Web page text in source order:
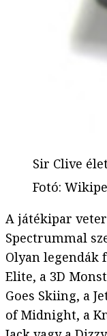
Sir Clive
Fotó:
A játékipar
Spectrummal
Olyan legendák
Elite, a 3D
Goes Skiing, a
of Midnight, a